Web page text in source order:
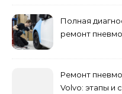
Полная
ремонт
Ремонт
Volvo: этапы и